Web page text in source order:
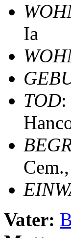
Ia
TOD
Vater: